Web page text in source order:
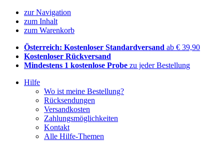
zur Navigation
zum Inhalt
zum Warenkorb
Österreich: Kostenloser Standardversand ab € 39,90
Kostenloser Rückversand
Mindestens 1 kostenlose Probe zu jeder Bestellung
Hilfe
Wo ist meine Bestellung?
Rücksendungen
Versandkosten
Zahlungsmöglichkeiten
Kontakt
Alle Hilfe-Themen